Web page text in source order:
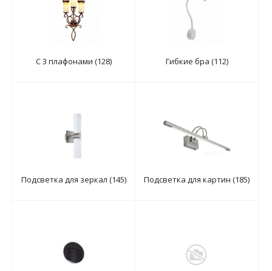
С 3 плафонами (128) Гибкие бра (112)
Подсветка для зеркал (145) Подсветка для картин (185)